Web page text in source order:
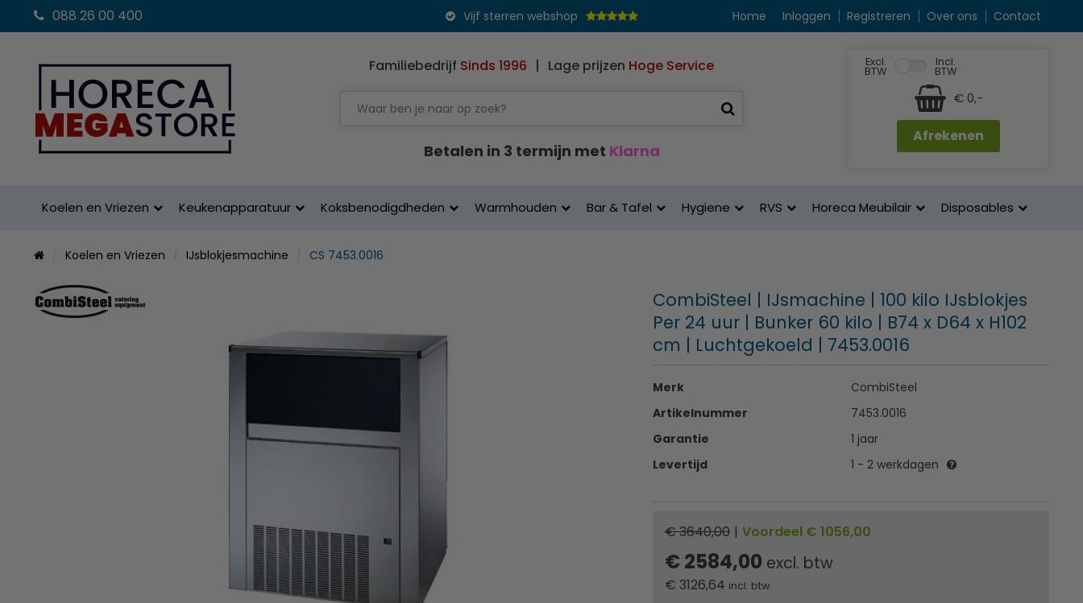
088 26 00 400 Vijf sterren webshop Home Inloggen Registreren Over ons Contact
Familiebedrijf Sinds 1996 | Lage prijzen Hoge Service
Betalen in 3 termijn met Klarna
Excl.
BTW
Incl.
BTW
€ 0,-
Afrekenen
Koelen en Vriezen Keukenapparatuur Koksbenodigdheden Warmhouden Bar & Tafel Hygiene RVS Horeca Meubilair Disposables
Koelen en Vriezen IJsblokjesmachine CS 7453.0016
CombiSteel | IJsmachine | 100 kilo IJsblokjes
Per 24 uur | Bunker 60 kilo | B74 x D64 x H102
cm | Luchtgekoeld | 7453.0016
Merk
CombiSteel
Artikelnummer
7453.0016
Garantie
1 jaar
Levertijd
1 - 2 werkdagen
€ 3640,00 | Voordeel € 1056,00
€ 2584,00 excl. btw
€ 3126,64 incl. btw